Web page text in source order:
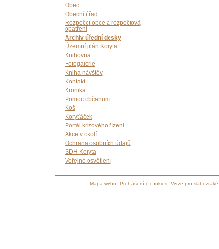
Obec
Obecní úřad
Rozpočet obce a rozpočtová
opatření
Archiv úřední desky
Územní plán Koryta
Knihovna
Fotogalerie
Kniha návštěv
Kontakt
Kronika
Pomoc občanům
Koš
Koryťáček
Portál krizového řízení
Akce v okolí
Ochrana osobních údajů
SDH Koryta
Veřejné osvětlení
Mapa webu Prohlášení o cookies Verze pro slabozraké